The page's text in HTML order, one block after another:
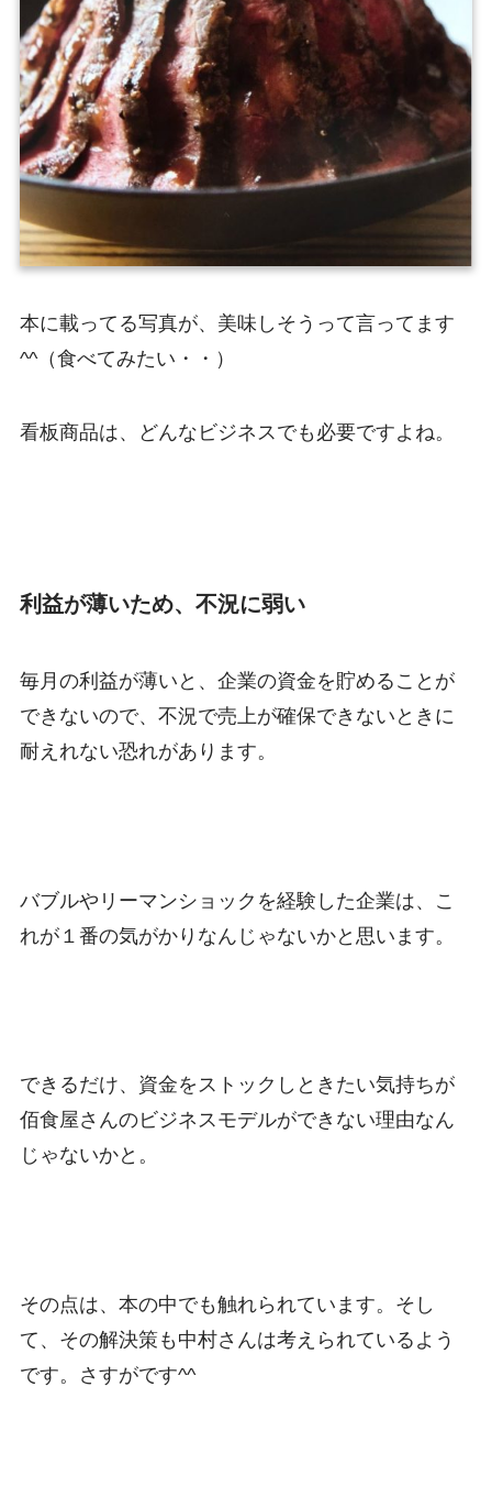
本に載ってる写真が、美味しそうって言ってます
^^（食べてみたい・・）
看板商品は、どんなビジネスでも必要ですよね。
利益が薄いため、不況に弱い
毎月の利益が薄いと、企業の資金を貯めることが
できないので、不況で売上が確保できないときに
耐えれない恐れがあります。
バブルやリーマンショックを経験した企業は、こ
れが１番の気がかりなんじゃないかと思います。
できるだけ、資金をストックしときたい気持ちが
佰食屋さんのビジネスモデルができない理由なん
じゃないかと。
その点は、本の中でも触れられています。そし
て、その解決策も中村さんは考えられているよう
です。さすがです^^